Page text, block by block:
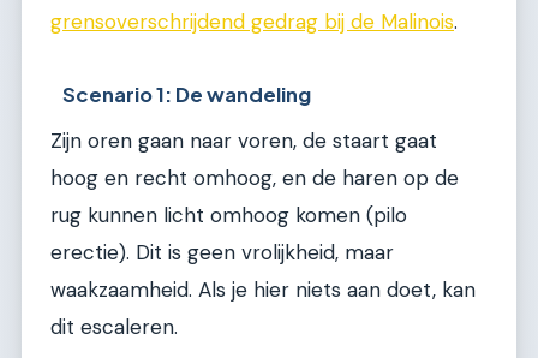
grensoverschrijdend gedrag bij de Malinois.
Scenario 1: De wandeling
Zijn oren gaan naar voren, de staart gaat
hoog en recht omhoog, en de haren op de
rug kunnen licht omhoog komen (pilo
erectie). Dit is geen vrolijkheid, maar
waakzaamheid. Als je hier niets aan doet, kan
dit escaleren.